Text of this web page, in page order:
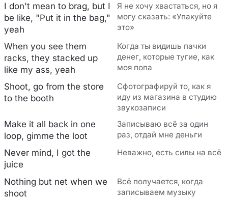
I don't mean to brag, but I
be like, "Put it in the bag,"
yeah
Я не хочу хвастаться, но я
могу сказать: «Упакуйте
это»
When you see them
racks, they stacked up
like my ass, yeah
Когда ты видишь пачки
денег, которые тугие, как
моя попа
Shoot, go from the store
to the booth
Сфотографируй то, как я
иду из магазина в студию
звукозаписи
Make it all back in one
loop, gimme the loot
Записываю всё за один
раз, отдай мне деньги
Never mind, I got the
juice
Неважно, есть силы на всё
Nothing but net when we
shoot
Всё получается, когда
записываем музыку